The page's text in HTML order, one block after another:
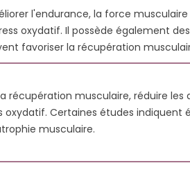
entraînements intenses ?
Cet article explique
comment le...
l'endurance, la force
oxydatif. Il possède également
favoriser la récupération
récupération musculaire, réduire les
oxydatif. Certaines études indiquent
musculaire.